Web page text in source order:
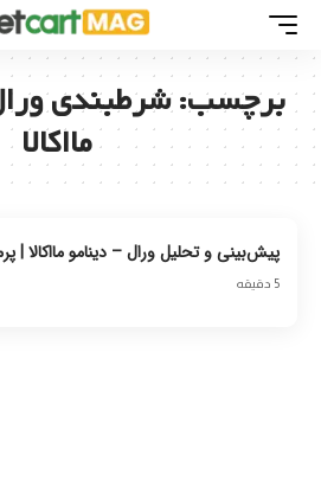
برچسب:شرطبندی
مااکالا
پیش‌بینی و تحلیل ورال – دینامو مااکالا |
5 دقیقه